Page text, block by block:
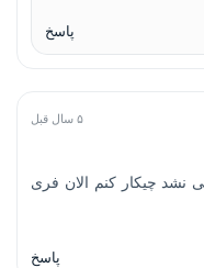
پاسخ
۵ سال قبل
نشد چیکار کنم الان فری
پاسخ